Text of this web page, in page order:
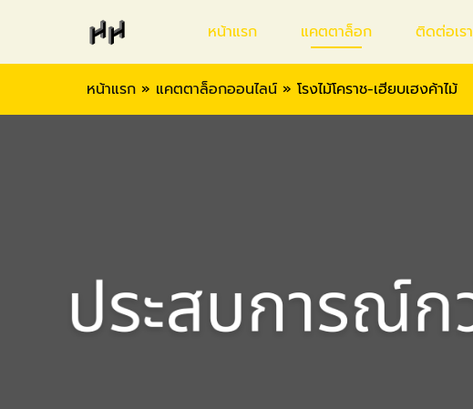
หน้าแรก แคตตาล็อก ติดต่อเรา
หน้าแรก » แคตตาล็อกออนไลน์ » โรงไม้โคราช-เฮียบเฮงค้าไม้